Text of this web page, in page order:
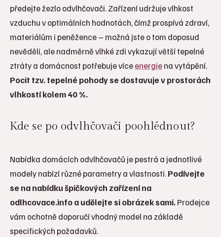
předejte žezlo odvlhčovači. Zařízení udržuje vlhkost
vzduchu v optimálních hodnotách, čímž prospívá zdraví,
materiálům i peněžence – možná jste o tom doposud
nevěděli, ale nadměrně vlhké zdi vykazují větší tepelné
ztráty a domácnost potřebuje víceenergiena vytápění.
Pocit tzv. tepelné pohody se dostavuje v prostorách
vlhkostí kolem 40 %.
Kde se po odvlhčovači poohlédnout?
Nabídka domácích odvlhčovačů je pestrá a jednotlivé
modely nabízí různé parametry a vlastnosti.Podívejte
se na nabídku špičkových zařízení na
odlhcovace.info a udělejte si obrázek sami.Prodejce
vám ochotně doporučí vhodný model na základě
specifických požadavků.